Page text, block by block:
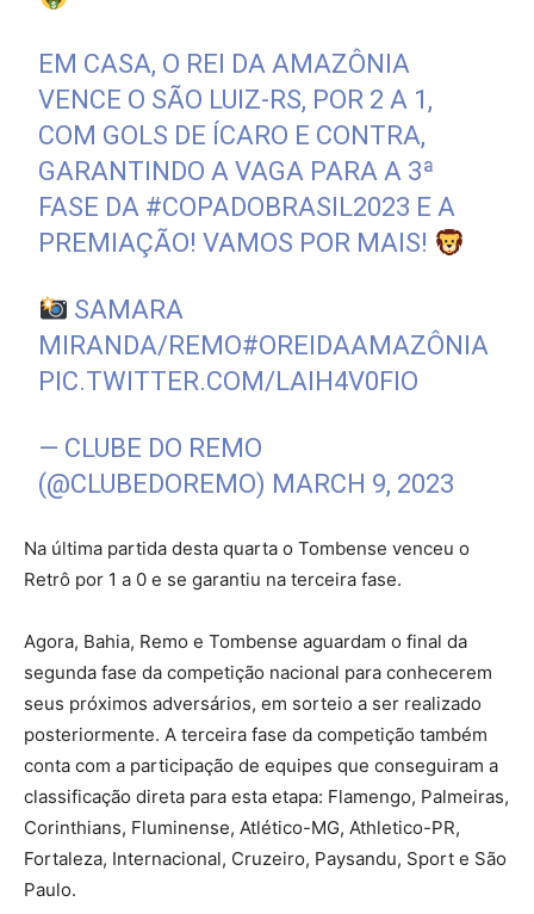
EM CASA, O REI DA AMAZÔNIA
VENCE O SÃO LUIZ-RS, POR 2 A 1,
COM GOLS DE ÍCARO E CONTRA,
GARANTINDO A VAGA PARA A 3ª
FASE DA #COPADOBRASIL2023 E A
PREMIAÇÃO! VAMOS POR MAIS!
SAMARA
MIRANDA/REMO#OREIDAAMAZÔNIA
PIC.TWITTER.COM/LAIH4V0FIO
— CLUBE DO REMO
(@CLUBEDOREMO) MARCH 9, 2023
Na última partida desta quarta o Tombense venceu o
Retrô por 1 a 0 e se garantiu na terceira fase.
Agora, Bahia, Remo e Tombense aguardam o final da
segunda fase da competição nacional para conhecerem
seus próximos adversários, em sorteio a ser realizado
posteriormente. A terceira fase da competição também
conta com a participação de equipes que conseguiram a
classificação direta para esta etapa: Flamengo, Palmeiras,
Corinthians, Fluminense, Atlético-MG, Athletico-PR,
Fortaleza, Internacional, Cruzeiro, Paysandu, Sport e São
Paulo.